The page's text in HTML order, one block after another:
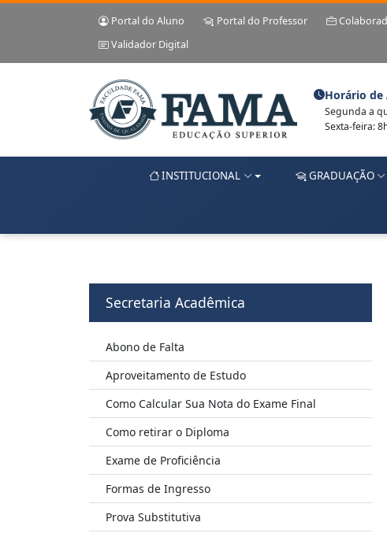
Portal do Aluno Portal do Professor
Validador Digital
Horário
Segunda a
Sexta-feira:
INSTITUCIONAL GRADUAÇÃO
Secretaria Acadêmica
Abono de Falta
Aproveitamento de Estudo
Como Calcular Sua Nota do Exame Final
Como retirar o Diploma
Exame de Proficiência
Formas de Ingresso
Prova Substitutiva